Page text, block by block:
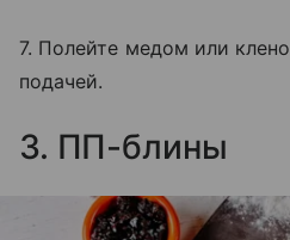
7. Полейте медом или
подачей.
3. ПП-блины